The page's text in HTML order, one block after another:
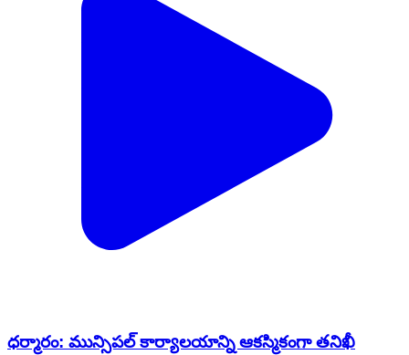
ధర్మారం: మున్సిపల్ కార్యాలయాన్ని ఆకస్మికంగా తనిఖీ